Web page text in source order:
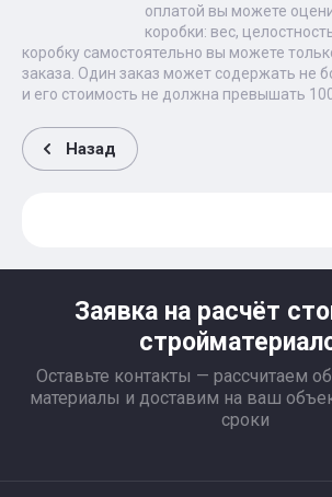
оплатой вы можете
коробки: вес,
коробку самостоятельно вы можете
заказа. Один заказ может содержать не
и его стоимость не должна превышать
Назад
Заявка на расчёт
Оставьте контакты — рассчитаем
материалы и доставим на ваш
сроки